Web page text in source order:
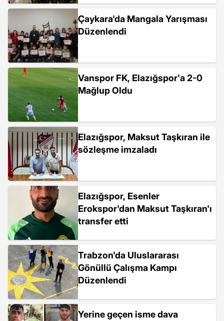
Çaykara'da Mangala Yarışması
Düzenlendi
Vanspor FK, Elazığspor'a 2-0
Mağlup Oldu
Elazığspor, Maksut Taşkıran ile
sözleşme imzaladı
Elazığspor, Esenler
Erokspor'dan Maksut Taşkıran'ı
transfer etti
Trabzon'da Uluslararası
Gönüllü Çalışma Kampı
Düzenlendi
Yerine geçen isme dava